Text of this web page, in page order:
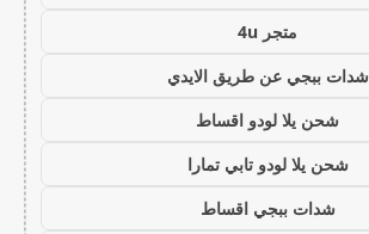
متجر 4u
شدات ببجي عن طريق الايدي
شحن يلا لودو اقساط
شحن يلا لودو تابي تمارا
شدات ببجي اقساط